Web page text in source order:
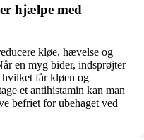
hjælpe med
kløe, hævelse og
en myg bider, indsprøjter
hvilket får kløen og
et antihistamin kan man
befriet for ubehaget ved